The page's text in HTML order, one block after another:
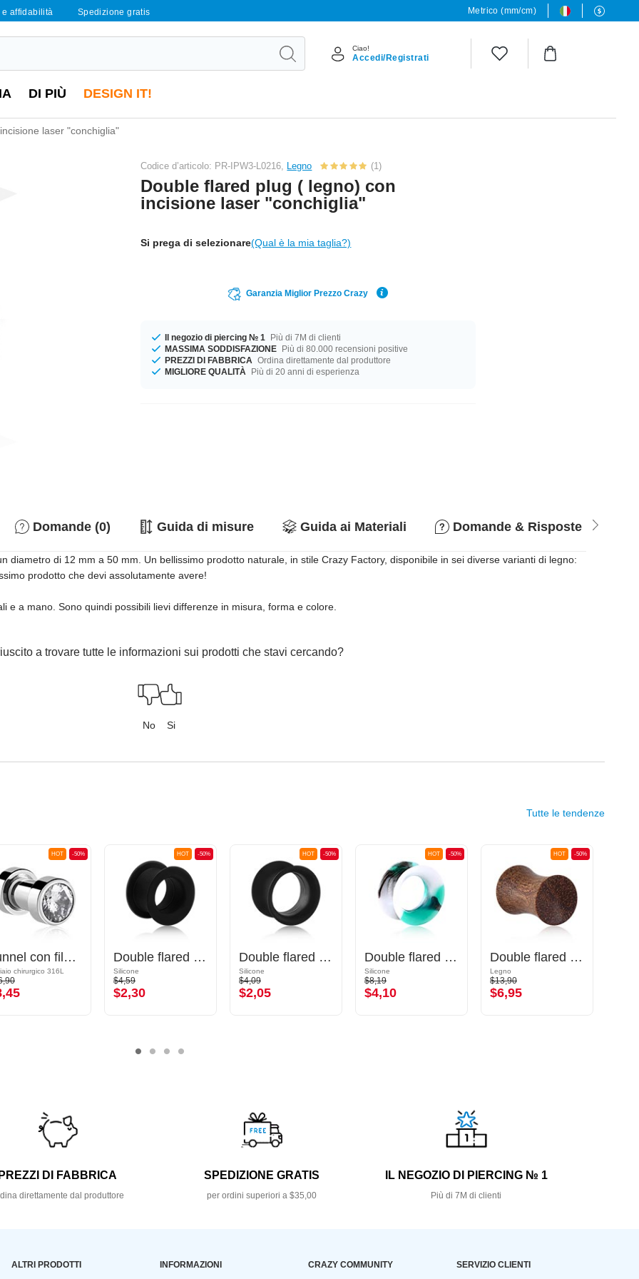
e affidabilità Spedizione gratis Metrico (mm/cm)
Ciao!
Accedi/Registrati
DI PIÙ DESIGN IT!
laser "conchiglia"
Codice d’articolo: PR-IPW3-L0216, Legno (1)
Double flared plug ( legno) con
incisione laser "conchiglia"
Si prega di selezionare(Qual è la mia taglia?)
Garanzia Miglior Prezzo Crazy
Il negozio di piercing № 1
Più di 7M di clienti
MASSIMA SODDISFAZIONE Più di 80.000 recensioni positive
PREZZI DI FABBRICA Ordina direttamente dal produttore
MIGLIORE QUALITÀ
Più di 20 anni di esperienza
Domande (0) Guida di misure Guida ai Materiali Domande & Risposte
diametro di 12 mm a 50 mm. Un bellissimo prodotto naturale, in stile Crazy Factory, disponibile in sei diverse varianti di legno:
prodotto che devi assolutamente avere!
a mano. Sono quindi possibili lievi differenze in misura, forma e colore.
a trovare tutte le informazioni sui prodotti che stavi cercando?
No Si
Tutte le tendenze
-50%
HOT
Tunnel con filettatura (acciaio chirurgico, argento) con brillantino
chirurgico 316L
-50%
HOT
Double flared tunnel (silicone, vari colori)
Silicone
$4,59
$2,30
-50%
HOT
Double flared tunnel (silicone, vari colori)
Silicone
$4,09
$2,05
-50%
HOT
Double flared tunnel (silicone, vari colori) con design in marmo
Silicone
$8,19
$4,10
-50%
HOT
Double flared plug ( legno) con parte frontale concava
Legno
$13,90
$6,95
PREZZI DI FABBRICA
direttamente dal produttore
SPEDIZIONE GRATIS
per ordini superiori a $35,00
IL NEGOZIO DI PIERCING № 1
Più di 7M di clienti
ALTRI PRODOTTI INFORMAZIONI CRAZY COMMUNITY SERVIZIO CLIENTI